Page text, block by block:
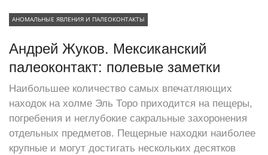
АНОМАЛЬНЫЕ ЯВЛЕНИЯ И ПАЛЕОКОНТАКТЫ
Андрей Жуков. Мексиканский
палеоконтакт: полевые заметки
Наибольшее количество самых впечатляющих
находок на холме Эль Торо приходится на пещеры,
погребения и неглубокие сакральные захоронения
отдельных предметов. Пещерные находки наиболее
крупные и могут достигать нескольких десятков